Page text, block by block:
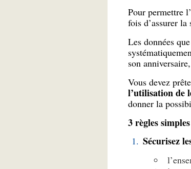
Pour permettre
fois d’assurer
Les données
son
Vous devez
l’utilisation de
donner la
3 règles
Sécurisez